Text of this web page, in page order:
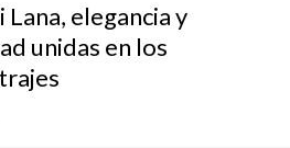
Lana, elegancia y
unidas en los